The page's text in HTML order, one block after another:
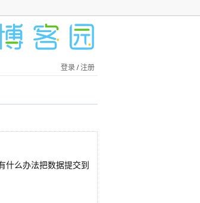
登录/注册
什么办法把数据提交到